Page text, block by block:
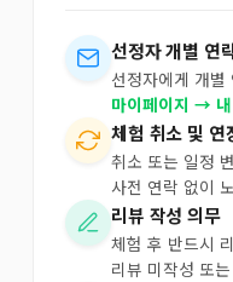
선정자 개별 연
선정자에게 개
마이페이지 →
체험 취소 및 연
취소 또는 일정
사전 연락 없이
리뷰 작성 의무
체험 후 반드시
리뷰 미작성 또